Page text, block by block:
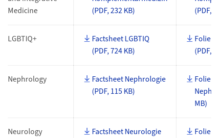
Medicine
(PDF, 232 KB)
(PDF,
LGBTIQ+
Factsheet LGBTIQ
(PDF, 724 KB)
(PDF,
Nephrology
Factsheet Nephrologie
(PDF, 115 KB)
MB)
Neurology
Factsheet Neurologie